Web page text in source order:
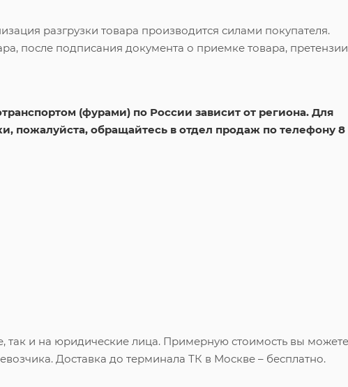
разгрузки товара производится силами покупателя.
после подписания документа о приемке товара,
(фурами) по России зависит от региона. Для
пожалуйста, обращайтесь в отдел продаж по телефону 8
так и на юридические лица. Примерную стоимость вы можете
Доставка до терминала ТК в Москве – бесплатно.